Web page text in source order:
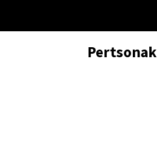
Pertsonak